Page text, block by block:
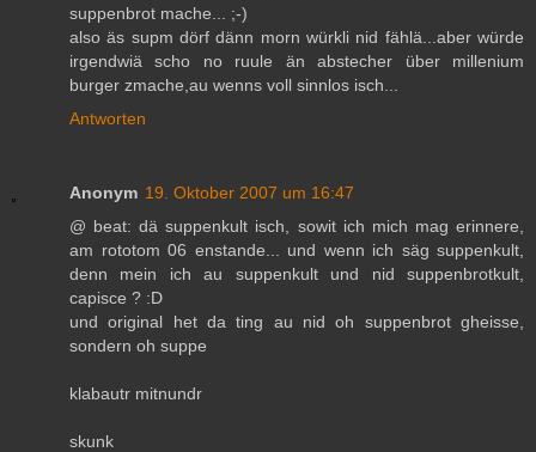
suppenbrot mache... ;-)
also äs supm dörf dänn morn würkli nid fählä...aber würde
irgendwiä scho no ruule än abstecher über millenium
burger zmache,au wenns voll sinnlos isch...
Antworten
Anonym 19. Oktober 2007 um 16:47
@ beat: dä suppenkult isch, sowit ich mich mag erinnere,
am rototom 06 enstande... und wenn ich säg suppenkult,
denn mein ich au suppenkult und nid suppenbrotkult,
capisce ? :D
und original het da ting au nid oh suppenbrot gheisse,
sondern oh suppe
klabautr mitnundr
skunk